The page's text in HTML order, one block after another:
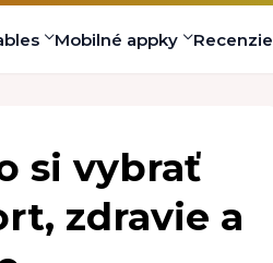
Mobilné appky Recenzie
si vybrať
zdravie a